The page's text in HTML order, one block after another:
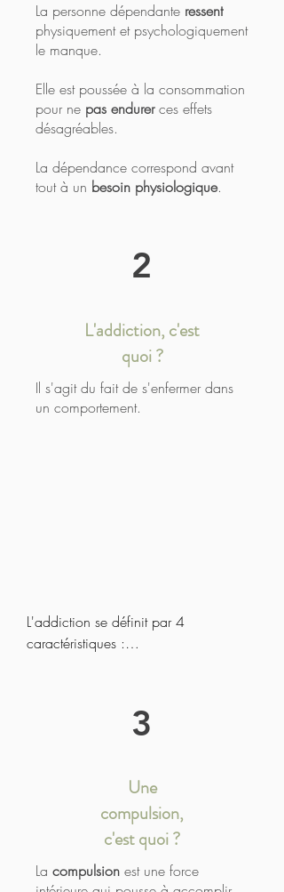
La personne dépendante ressent
physiquement et psychologiquement
le manque.
Elle est poussée à la consommation
pour ne pas endurerces effets
désagréables.
La dépendance correspond avant
tout à un besoin physiologique.
2
L'addiction, c'est
quoi ?
Il s'agit du fait de s'enfermer dans
un comportement.
L'addiction se définit par 4
caractéristiques :
actes qui procurent du plaisir.
3. Les tentatives de contrôle de la
situation/consommation sont des
3
Une
compulsion,
c'est quoi ?
La compulsion est une force